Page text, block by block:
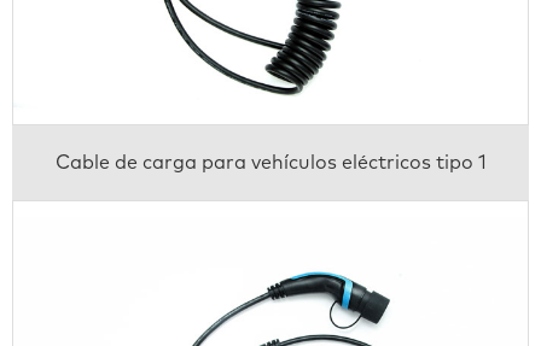
Cable de carga para vehículos eléctricos tipo 1